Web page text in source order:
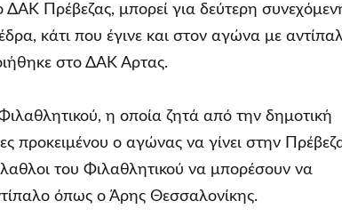
Πρέβεζας, μπορεί για δεύτερη
κάτι που έγινε και στον αγώνα με
στο ΔΑΚ Άρτας.
η οποία ζητά από την δημοτική
προκειμένου ο αγώνας να γίνει στην
του Φιλαθλητικού να μπορέσουν να
όπως ο Άρης Θεσσαλονίκης.